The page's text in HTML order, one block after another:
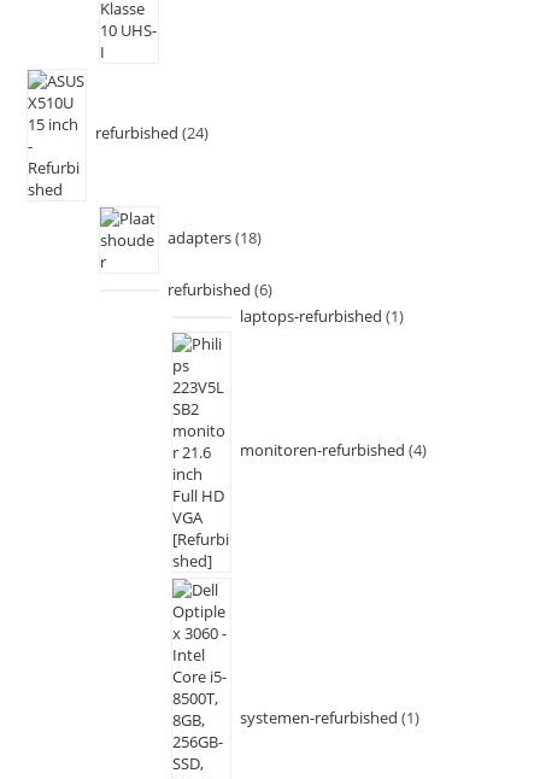
refurbished 24
adapters 18
refurbished 6
laptops-refurbished 1
monitoren-refurbished 4
systemen-refurbished 1